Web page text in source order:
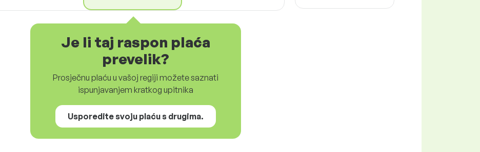
Je li taj raspon plaća
prevelik?
Prosječnu plaću u vašoj regiji možete saznati
ispunjavanjem kratkog upitnika
Usporedite svoju plaću s drugima.